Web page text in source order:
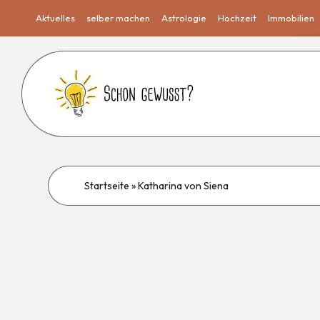
Aktuelles selber machen Astrologie Hochzeit Immobilien
Startseite »Katharina von Siena